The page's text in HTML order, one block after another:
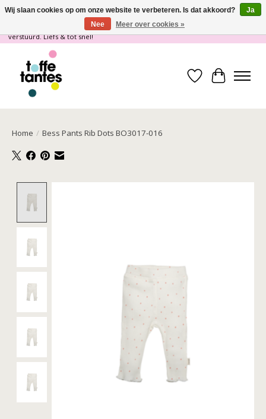
Wij gaan op vakantie! vanaf 4 juli t/m 21 juli worden er geen pakketjes
verstuurd. Liefs & tot snel!
Verlanglijst
Home / Bess Pants Rib Dots BO3017-016
Wij slaan cookies op om onze website te verbeteren. Is dat akkoord?
Ja
Nee
Meer over cookies »